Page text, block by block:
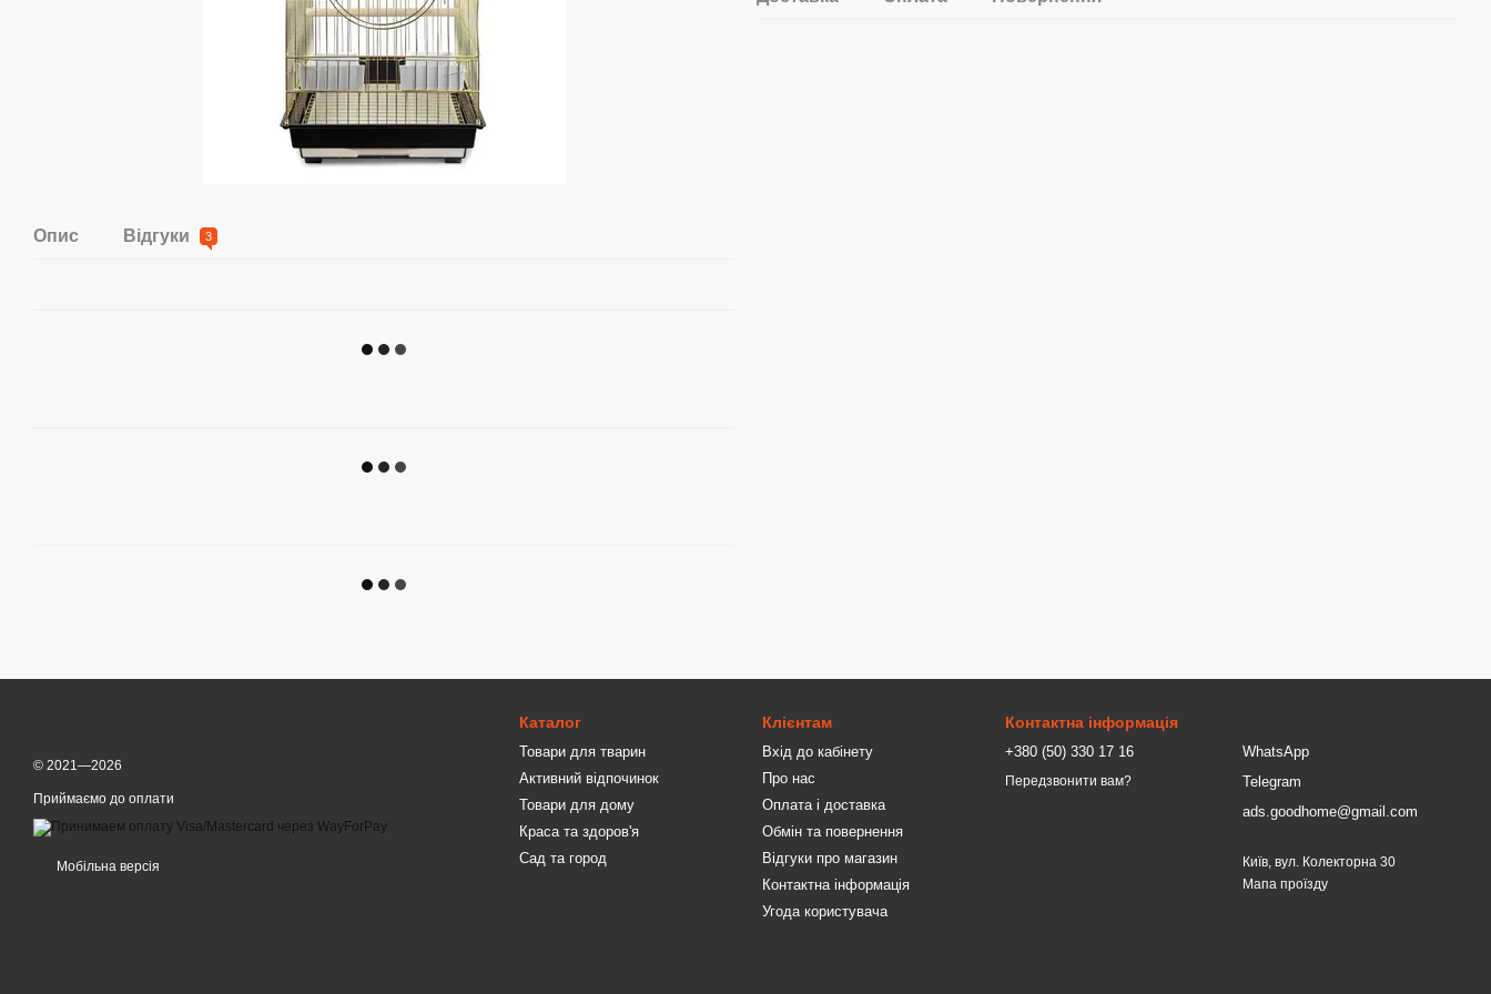
Опис Відгуки 3
© 2021—2026
Приймаємо до оплати
Мобільна версія
Каталог
Товари для тварин
Активний відпочинок
Товари для дому
Краса та здоров'я
Сад та город
Клієнтам
Вхід до кабінету
Про нас
Оплата і доставка
Обмін та повернення
Відгуки про магазин
Контактна інформація
Угода користувача
Контактна інформація
+380 (50) 330 17 16
Передзвонити вам?
WhatsApp
Telegram
ads.goodhome@gmail.com
Київ, вул. Колекторна 30
Мапа проїзду